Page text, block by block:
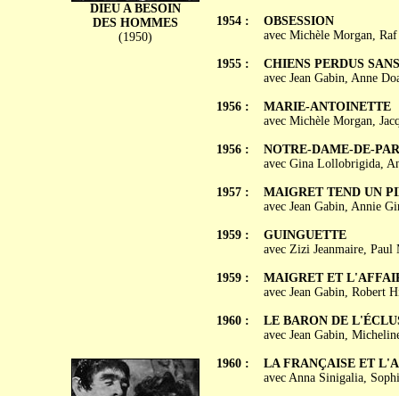
DIEU A BESOIN
DES HOMMES
(1950)
1954 :
1955 :
1956 :
1956 :
1957 :
1959 :
1959 :
1960 :
1960 :
OBSESSION
avec Michèle Morgan,
CHIENS PERDUS
avec Jean Gabin, Anne
MARIE-ANTOINETTE
avec Michèle Morgan,
NOTRE-DAME-DE-
avec Gina Lollobrigida,
MAIGRET TEND UN
avec Jean Gabin, Annie
GUINGUETTE
avec Zizi Jeanmaire, Paul
MAIGRET ET
avec Jean Gabin, Robert
LE BARON DE
avec Jean Gabin,
LA FRANÇAISE ET
avec Anna Sinigalia,